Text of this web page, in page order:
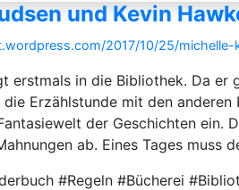
und Kevin
2017/10/25/
erstmals in die Bibliothek. Da er
Erzählstunde mit den
der Geschichten
ab. Eines Tages muss
#Regeln #Bücherei